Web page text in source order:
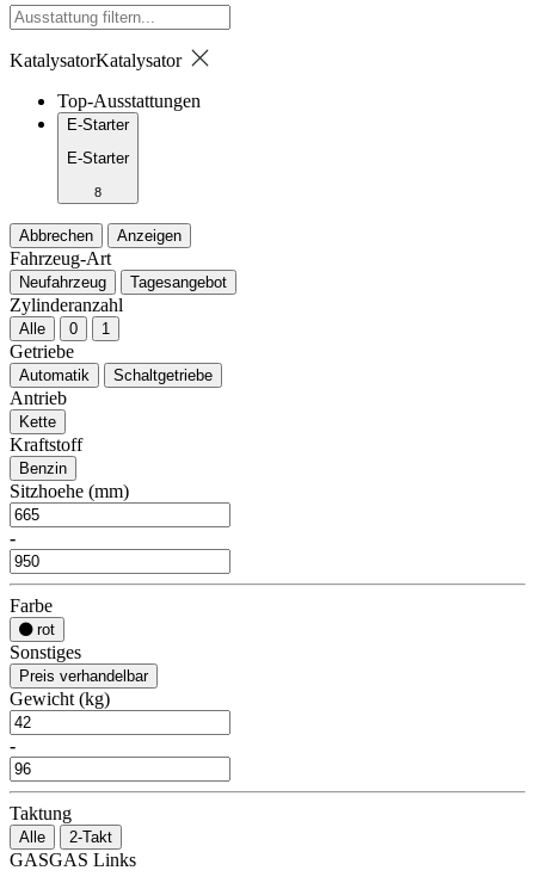
KatalysatorKatalysator
Top-Ausstattungen
E-Starter
E-Starter
8
Abbrechen Anzeigen
Fahrzeug-Art
Neufahrzeug Tagesangebot
Zylinderanzahl
Alle 0 1
Getriebe
Automatik Schaltgetriebe
Antrieb
Kette
Kraftstoff
Benzin
Sitzhoehe (mm)
-
Farbe
rot
Sonstiges
Preis verhandelbar
Gewicht (kg)
-
Taktung
Alle 2-Takt
GASGAS Links